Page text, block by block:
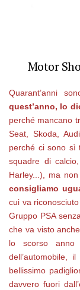
Motor
Quarant’anni
quest’anno, lo
perché mancano
Seat, Skoda,
perché ci sono sì
squadre di
Harley...), ma
consigliamo
cui va
Gruppo PSA
che va visto
lo scorso
dell’automobile,
bellissimo
davvero fuori